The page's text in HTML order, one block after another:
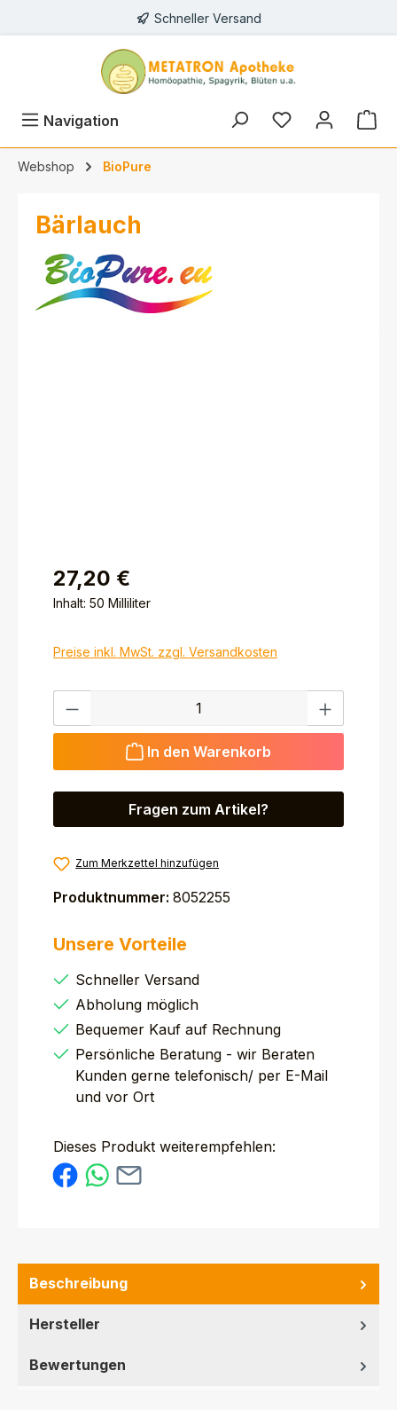
Schneller Versand
Navigation
Webshop BioPure
Bärlauch
27,20 €
Inhalt: 50 Milliliter
Preise inkl. MwSt. zzgl. Versandkosten
Produkt Anzahl: Gib den gewünschten Wert ein
In den Warenkorb
Fragen zum Artikel?
Zum Merkzettel hinzufügen
Produktnummer: 8052255
Unsere Vorteile
Schneller Versand
Abholung möglich
Bequemer Kauf auf Rechnung
Persönliche Beratung - wir Beraten
Kunden gerne telefonisch/ per E-Mail
und vor Ort
Dieses Produkt weiterempfehlen:
Beschreibung
Hersteller
Bewertungen